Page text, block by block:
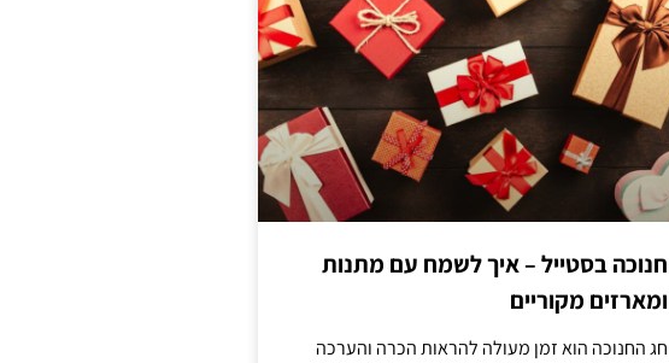
חנוכה בסטייל – איך לשמח עם מתנות
ומארזים מקוריים
חג החנוכה הוא זמן מעולה להראות הכרה והערכה